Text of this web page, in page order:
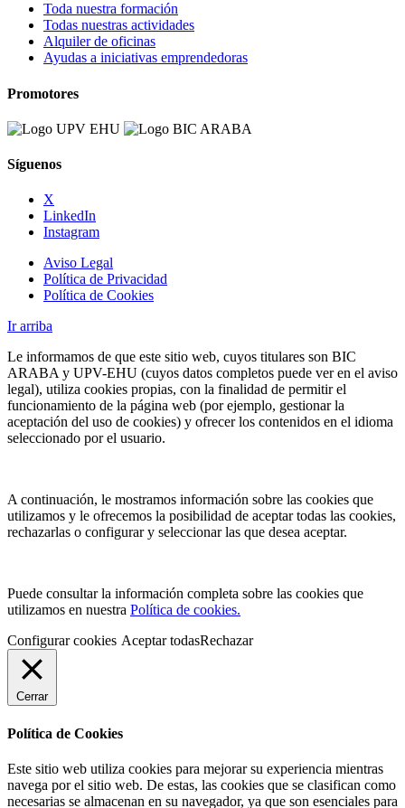
Toda nuestra formación
Todas nuestras actividades
Alquiler de oficinas
Ayudas a iniciativas emprendedoras
Promotores
Síguenos
X
LinkedIn
Instagram
Aviso Legal
Política de Privacidad
Política de Cookies
Ir arriba
Le informamos de que este sitio web, cuyos titulares son BIC
ARABA y UPV-EHU (cuyos datos completos puede ver en el aviso
legal), utiliza cookies propias, con la finalidad de permitir el
funcionamiento de la página web (por ejemplo, gestionar la
aceptación del uso de cookies) y ofrecer los contenidos en el idioma
seleccionado por el usuario.
A continuación, le mostramos información sobre las cookies que
utilizamos y le ofrecemos la posibilidad de aceptar todas las cookies,
rechazarlas o configurar y seleccionar las que desea aceptar.
Puede consultar la información completa sobre las cookies que
utilizamos en nuestra Política de cookies.
Configurar cookies Aceptar todasRechazar
Cerrar
Política de Cookies
Este sitio web utiliza cookies para mejorar su experiencia mientras
navega por el sitio web. De estas, las cookies que se clasifican como
necesarias se almacenan en su navegador, ya que son esenciales para